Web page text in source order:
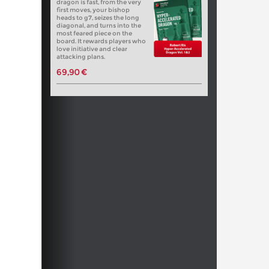
dragon is fast, from the very
first moves, your bishop
heads to g7, seizes the long
diagonal, and turns into the
most feared piece on the
board. It rewards players who
love initiative and clear
attacking plans.
69,90 €